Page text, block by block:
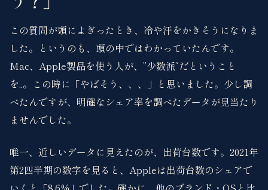
この質問が頭によぎったとき、冷や汗をかきそうになりま
した。というのも、頭の中ではわかっていたんです。
Mac、Apple製品を使う人が、”少数派”だということ
を..。この時に「やばそう、、、」と思いました。少し調
べたんですが、明確なシェア率を調べたデータが見当たり
ませんでした。
唯一、近しいデータに見えたのが、出荷台数です。2021年
第2四半期の数字を見ると、Appleは出荷台数のシェアで